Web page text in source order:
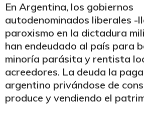
En Argentina, los gobiernos
autodenominados liberales -
paroxismo en la dictadura
han endeudado al país para
minoría parásita y rentista
acreedores. La deuda la
argentino privándose de
produce y vendiendo el